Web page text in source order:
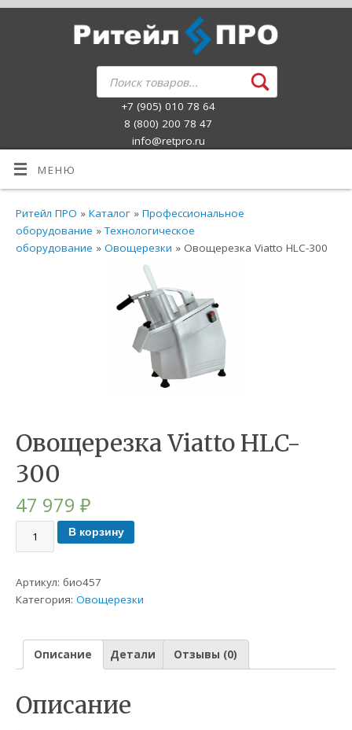
+7 (905) 010 78 64
8 (800) 200 78 47
info@retpro.ru
МЕНЮ
Ритейл ПРО »Каталог »Профессиональное
оборудование »Технологическое
оборудование »Овощерезки » Овощерезка Viatto HLC-300
Овощерезка Viatto HLC-
300
47 979₽
В корзину
Артикул:био457
Категория:Овощерезки
Описание Детали Отзывы (0)
Описание